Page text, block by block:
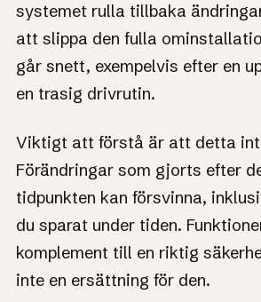
systemet rulla tillbaka
att slippa den fulla
går snett, exempelvis efter en
en trasig drivrutin.
Viktigt att förstå är att detta
Förändringar som gjorts efter
tidpunkten kan försvinna,
du sparat under tiden.
komplement till en riktig
inte en ersättning för den.